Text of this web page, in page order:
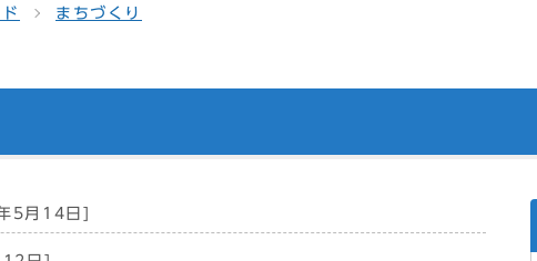
まちづくり
5月14日]